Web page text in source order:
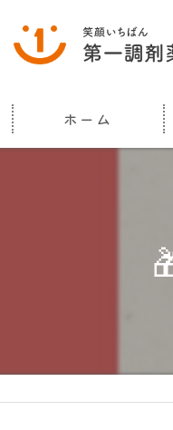
ホーム